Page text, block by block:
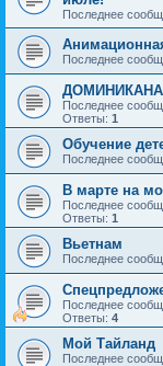
Последнее
Последнее
ДОМИНИКАНА
Последнее
Ответы: 1
Обучение
Последнее
В марте на
Последнее
Ответы: 1
Вьетнам
Последнее
Последнее
Ответы: 4
Мой Тайланд
Последнее